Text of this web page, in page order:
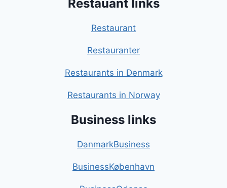
Restauant links
Restaurant
Restauranter
Restaurants in Denmark
Restaurants in Norway
Business links
DanmarkBusiness
BusinessKøbenhavn